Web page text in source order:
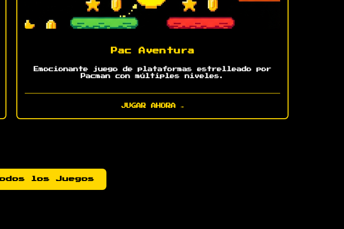
Pac Aventura
Emocionante juego de plataformas estrelleado por
Pacman con múltiples niveles.
JUGAR AHORA →
los Juegos